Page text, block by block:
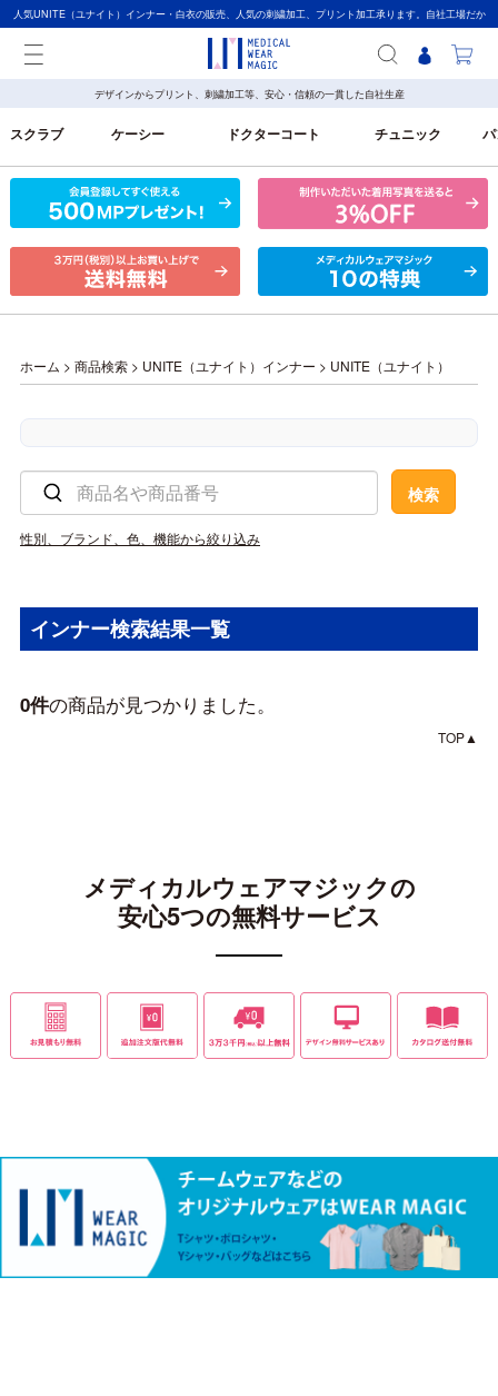
人気UNITE（ユナイト）インナー・白衣の販売、人気の刺繍加工、プリント加工承ります。自社工場だか
ら【高品質】メディカルウェアマジック
デザインからプリント、刺繍加工等、安心・信頼の一貫した自社生産
スクラブ ケーシー ドクターコート チュニック
ホーム > 商品検索 > UNITE（ユナイト）インナー > UNITE（ユナイト）
性別、ブランド、色、機能から絞り込み
インナー検索結果一覧
0件の商品が見つかりました。
TOP▲
メディカルウェアマジックの
安心5つの無料サービス